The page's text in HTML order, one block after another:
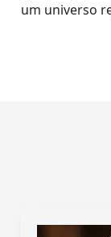
um universo